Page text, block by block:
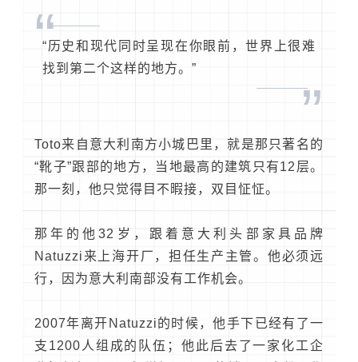
“
“历史和现代同时呈现在你眼前，世界上很难
找到第二个这样的地方。”
”
Toto来自意大利南方小城巴里，就是那只著名的
“靴子”跟部的地方，当地最高的建筑只有12层。
那一刻，他只觉得目不暇接，双目怔怔。
那年的他32岁，跟着意大利头部家具品牌
Natuzzi来上海开厂，担任生产主管。他必须远
行，因为意大利南部没有工作机会。
2007年离开Natuzzi的时候，他手下已经有了一
支1200人组成的队伍；他此后去了一家化工企